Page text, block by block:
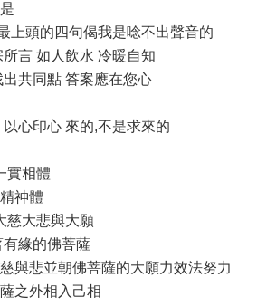
上頭的四句偈我是唸不出聲音的
言 如人飲水 冷暖自知
共同點 答案應在您心
心印心 來的,不是求來的
實相體
神體
慈大悲與大願
緣的佛菩薩
與悲並朝佛菩薩的大願力效法努力
之外相入己相